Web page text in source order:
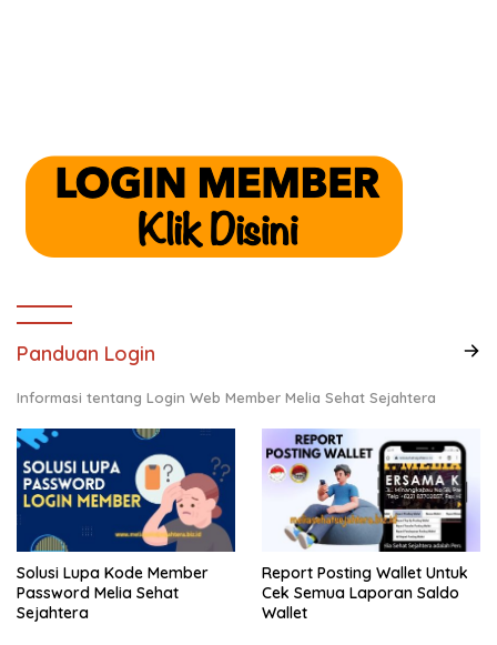
Panduan Login
Informasi tentang Login Web Member Melia Sehat Sejahtera
Solusi Lupa Kode Member
Password Melia Sehat
Sejahtera
Report Posting Wallet Untuk
Cek Semua Laporan Saldo
Wallet